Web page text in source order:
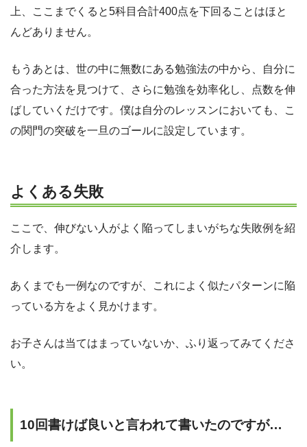
上、ここまでくると5科目合計400点を下回ることはほと
んどありません。
もうあとは、世の中に無数にある勉強法の中から、自分に
合った方法を見つけて、さらに勉強を効率化し、点数を伸
ばしていくだけです。僕は自分のレッスンにおいても、こ
の関門の突破を一旦のゴールに設定しています。
よくある失敗
ここで、伸びない人がよく陥ってしまいがちな失敗例を紹
介します。
あくまでも一例なのですが、これによく似たパターンに陥
っている方をよく見かけます。
お子さんは当てはまっていないか、ふり返ってみてくださ
い。
10回書けば良いと言われて書いたのですが…